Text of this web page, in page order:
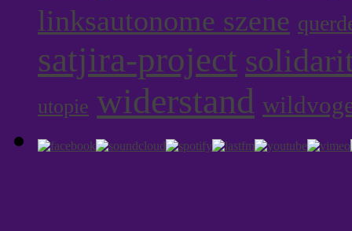
linksautonome szene
satjira-project
utopie widerstand